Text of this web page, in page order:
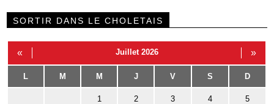
SORTIR DANS LE CHOLETAIS
« Juillet 2026 »
L M M J V S D
1 2 3 4 5